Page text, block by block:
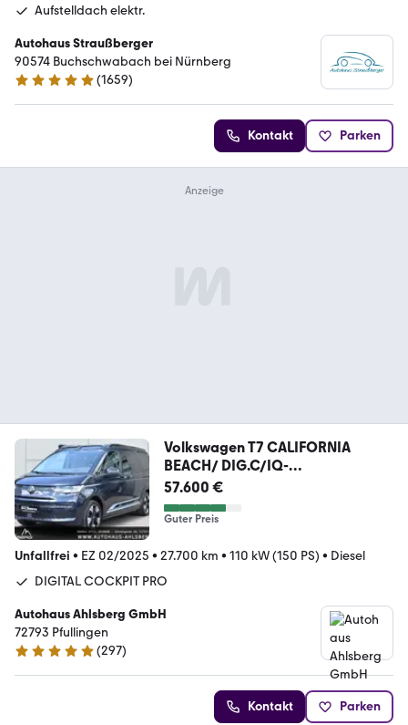
Aufstelldach elektr.
Autohaus Straußberger
90574 Buchschwabach bei Nürnberg
4.9 Sterne
(1659)
Kontakt Parken
Volkswagen T7 CALIFORNIA
BEACH/ DIG.C/IQ-
LIGHT/STAND/HUD/AC
57.600 €
Guter Preis
Unfallfrei • EZ 02/2025 • 27.700 km • 110 kW (150 PS) • Diesel
DIGITAL COCKPIT PRO
Autohaus Ahlsberg GmbH
72793 Pfullingen
4.8 Sterne
(297)
Kontakt Parken